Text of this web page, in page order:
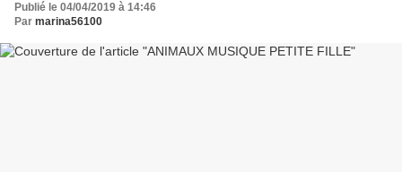
Publié le 04/04/2019 à 14:46
Par marina56100